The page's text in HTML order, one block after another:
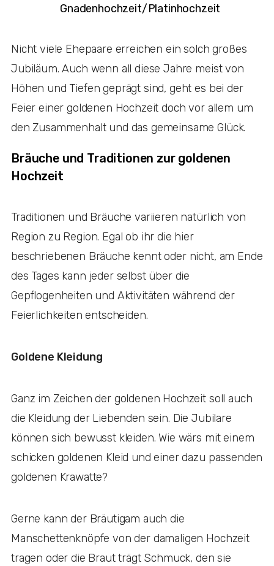
Gnadenhochzeit/Platinhochzeit
Nicht viele Ehepaare erreichen ein solch großes
Jubiläum. Auch wenn all diese Jahre meist von
Höhen und Tiefen geprägt sind, geht es bei der
Feier einer goldenen Hochzeit doch vor allem um
den Zusammenhalt und das gemeinsame Glück.
Bräuche und Traditionen zur goldenen
Hochzeit
Traditionen und Bräuche variieren natürlich von
Region zu Region. Egal ob ihr die hier
beschriebenen Bräuche kennt oder nicht, am Ende
des Tages kann jeder selbst über die
Gepflogenheiten und Aktivitäten während der
Feierlichkeiten entscheiden.
Goldene Kleidung
Ganz im Zeichen der goldenen Hochzeit soll auch
die Kleidung der Liebenden sein. Die Jubilare
können sich bewusst kleiden. Wie wärs mit einem
schicken goldenen Kleid und einer dazu passenden
goldenen Krawatte?
Gerne kann der Bräutigam auch die
Manschettenknöpfe von der damaligen Hochzeit
tragen oder die Braut trägt Schmuck, den sie